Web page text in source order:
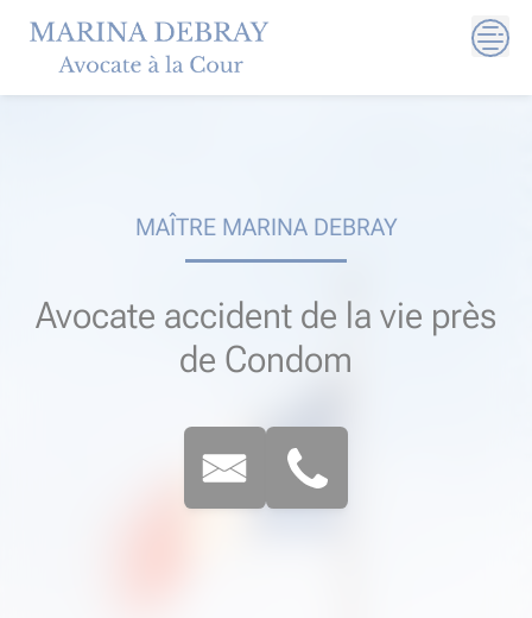
content
MAÎTRE MARINA DEBRAY
Avocate accident de la vie près
de Condom